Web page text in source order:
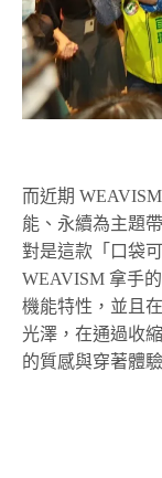
而近期
能、永續為主題
對是這款「口袋
WEAVISM 拿手
機能特性，並且
光澤，在通過收
的質感與穿著體驗